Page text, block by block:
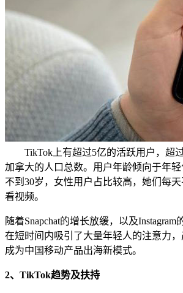
TikTok上有超过5亿的活跃用户，超
加拿大的人口总数。用户年龄倾向于年轻
不到30岁，女性用户占比较高，她们每
看视频。
随着Snapchat的增长放缓，以及
在短时间内吸引了大量年轻人的注意力，
成为中国移动产品出海新模式。
2、TikTok趋势及扶持